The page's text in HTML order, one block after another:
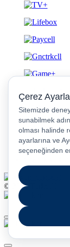
© 2026 Turkcell